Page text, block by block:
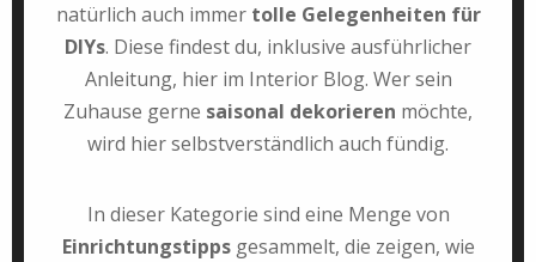
natürlich auch immer tolle Gelegenheiten für
DIYs. Diese findest du, inklusive ausführlicher
Anleitung, hier im Interior Blog. Wer sein
Zuhause gerne saisonal dekorieren möchte,
wird hier selbstverständlich auch fündig.
In dieser Kategorie sind eine Menge von
Einrichtungstippsgesammelt, die zeigen, wie